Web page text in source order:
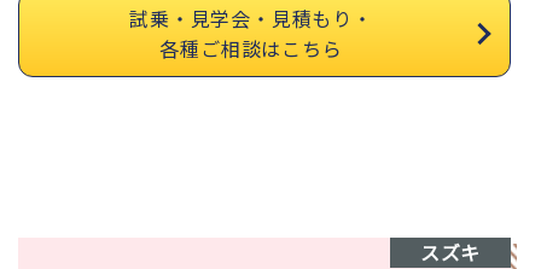
試乗・見学会・見積もり・
各種ご相談はこちら
スズキ